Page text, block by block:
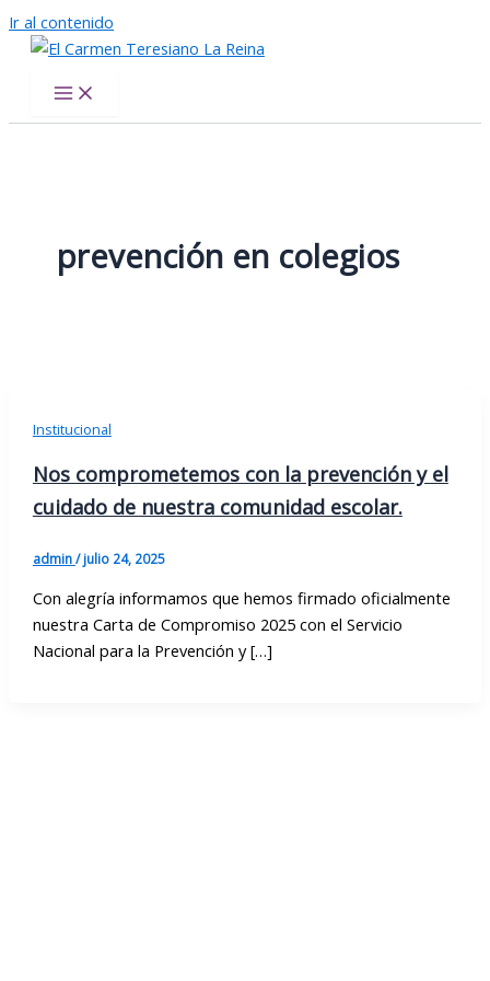
Ir al contenido
prevención en colegios
Institucional
Nos comprometemos con la prevención y el
cuidado de nuestra comunidad escolar.
admin/julio 24, 2025
Con alegría informamos que hemos firmado oficialmente
nuestra Carta de Compromiso 2025 con el Servicio
Nacional para la Prevención y […]